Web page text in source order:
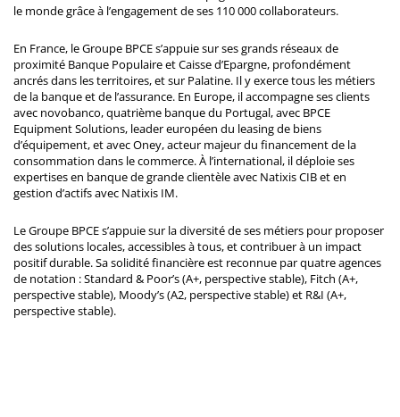
le monde grâce à l’engagement de ses 110 000 collaborateurs.
En France, le Groupe BPCE s’appuie sur ses grands réseaux de
proximité Banque Populaire et Caisse d’Epargne, profondément
ancrés dans les territoires, et sur Palatine. Il y exerce tous les métiers
de la banque et de l’assurance. En Europe, il accompagne ses clients
avec novobanco, quatrième banque du Portugal, avec BPCE
Equipment Solutions, leader européen du leasing de biens
d’équipement, et avec Oney, acteur majeur du financement de la
consommation dans le commerce. À l’international, il déploie ses
expertises en banque de grande clientèle avec Natixis CIB et en
gestion d’actifs avec Natixis IM.
Le Groupe BPCE s’appuie sur la diversité de ses métiers pour proposer
des solutions locales, accessibles à tous, et contribuer à un impact
positif durable. Sa solidité financière est reconnue par quatre agences
de notation : Standard & Poor’s (A+, perspective stable), Fitch (A+,
perspective stable), Moody’s (A2, perspective stable) et R&I (A+,
perspective stable).